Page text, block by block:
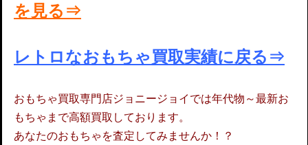
を見る⇒
レトロなおもちゃ買取実績に戻る⇒
おもちゃ買取専門店ジョニージョイでは年代物～最新お
もちゃまで高額買取しております。
あなたのおもちゃを査定してみませんか！？